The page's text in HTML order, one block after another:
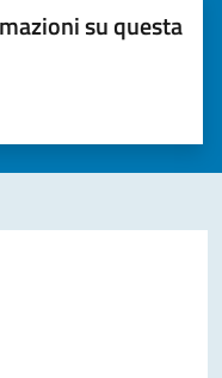
su questa
a 5 stelle)la chiarezza delle